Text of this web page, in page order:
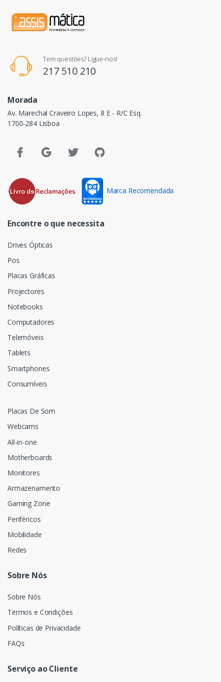
Tem questões? Ligue-nos!
217 510 210
Morada
Av. Marechal Craveiro Lopes, 8 E - R/C Esq.
1700-284 Lisboa
Marca Recomendada
Encontre o que necessita
Drives Ópticas
Pos
Placas Gráficas
Projectores
Notebooks
Computadores
Telemóveis
Tablets
Smartphones
Consumíveis
Placas De Som
Webcams
All-in-one
Motherboards
Monitores
Armazenamento
Gaming Zone
Periféricos
Mobilidade
Redes
Sobre Nós
Sobre Nós
Termos e Condições
Políticas de Privacidade
FAQs
Serviço ao Cliente